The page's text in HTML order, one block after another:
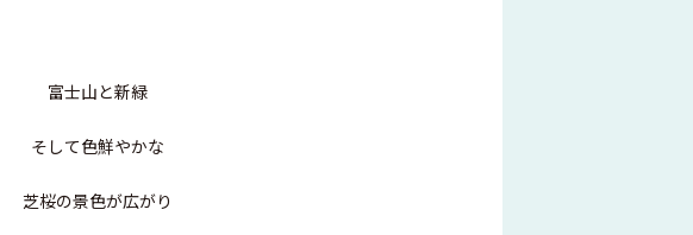
富士山と新緑
そして色鮮やかな
芝桜の景色が広がり